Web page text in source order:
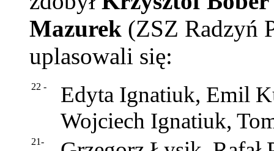
Mazurek (ZSZ Radzyń
uplasowali się:
22 -
Edyta Ignatiuk, Emil
Wojciech Ignatiuk,
21-